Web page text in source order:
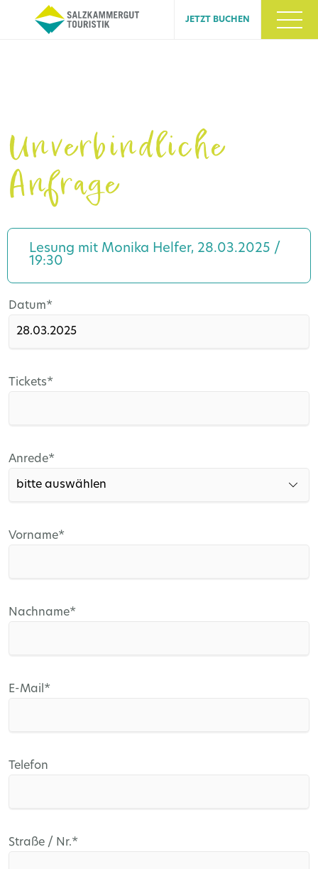
JETZT BUCHEN
Unverbindliche
Anfrage
Lesung mit Monika Helfer, 28.03.2025 /
19:30
Pflichtfeld
Datum*
Pflichtfeld
Tickets*
Pflichtfeld
Anrede*
Pflichtfeld
Vorname*
Pflichtfeld
Nachname*
Pflichtfeld
E-Mail*
Telefon
Pflichtfeld
Straße / Nr.*